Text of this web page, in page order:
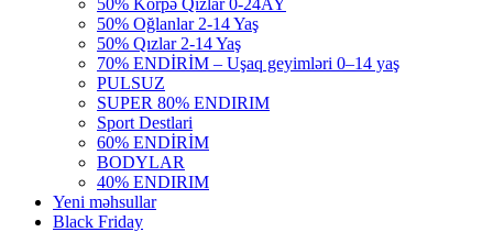
50% Körpə Qızlar 0-24AY
50% Oğlanlar 2-14 Yaş
50% Qızlar 2-14 Yaş
70% ENDİRİM – Uşaq geyimləri 0–14 yaş
PULSUZ
SUPER 80% ENDIRIM
Sport Destlari
60% ENDİRİM
BODYLAR
40% ENDIRIM
Yeni məhsullar
Black Friday